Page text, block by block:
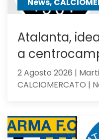
gli
News,
Atalanta,
a
2 Agosto 2026 |
CALCIOMERCATO |